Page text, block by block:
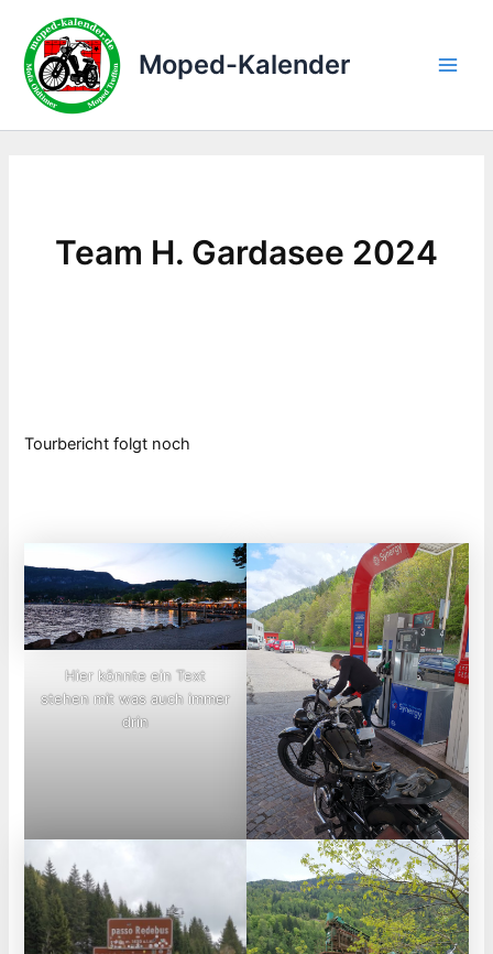
Inhalt
springen
Moped-Kalender
Team H. Gardasee 2024
Tourbericht folgt noch
Hier könnte ein Text
stehen mit was auch immer
drin